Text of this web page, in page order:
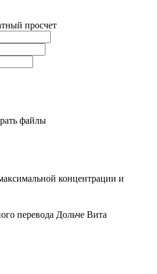
просчет
файлы
концентрации и